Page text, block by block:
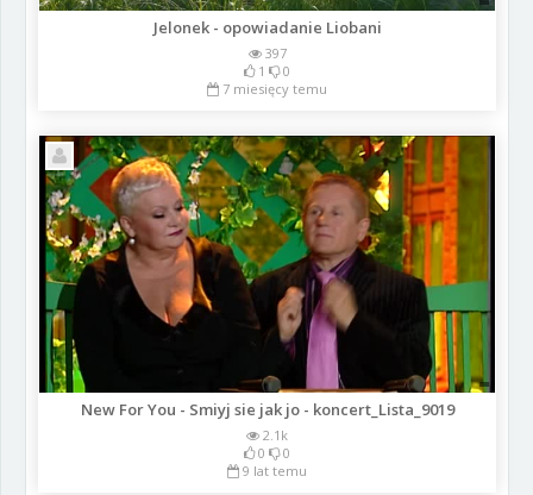
Jelonek - opowiadanie Liobani
397
1
0
7 miesięcy temu
New For You - Smiyj sie jak jo - koncert_Lista_9019
2.1k
0
0
9 lat temu